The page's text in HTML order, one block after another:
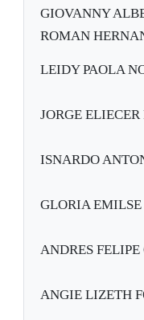
GIOVANNY
ROMAN
LEIDY PAOLA
JORGE
ISNARDO
GLORIA
ANDRES
ANGIE LIZETH